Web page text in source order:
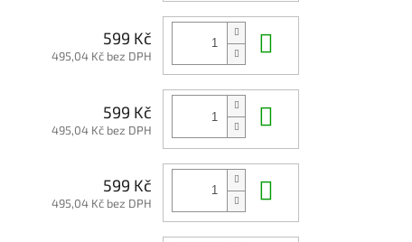
599 Kč
495,04 Kč bez DPH
599 Kč
495,04 Kč bez DPH
599 Kč
495,04 Kč bez DPH